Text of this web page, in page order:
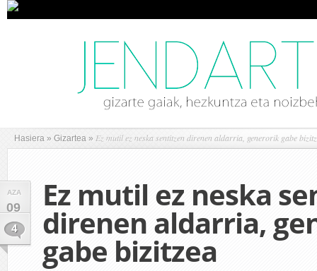
Hasiera » Gizartea » Ez mutil ez neska sentitzen direnen aldarria, generorik gabe
AZA
09
4
Ez mutil ez neska
direnen aldarria,
gabe bizitzea